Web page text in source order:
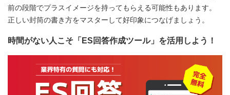
前の段階でプラスイメージを持ってもらえる可能性もあります。
正しい封筒の書き方をマスターして好印象につなげましょう。
時間がない人こそ「ES回答作成ツール」を活用しよう！